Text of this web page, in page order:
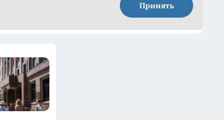
Принять